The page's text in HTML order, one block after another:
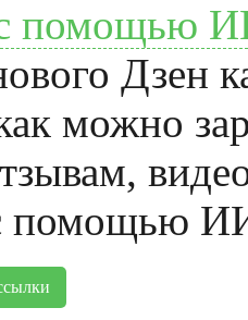
с помощью
Дзен
можно
помощью